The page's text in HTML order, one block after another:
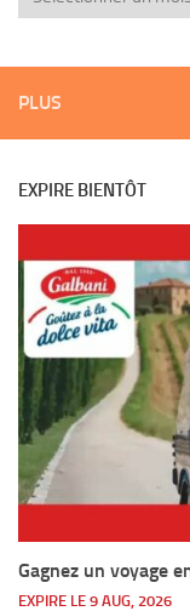
PLUS
EXPIRE BIENTÔT
Gagnez un voyage
EXPIRE LE 9 AUG, 2026